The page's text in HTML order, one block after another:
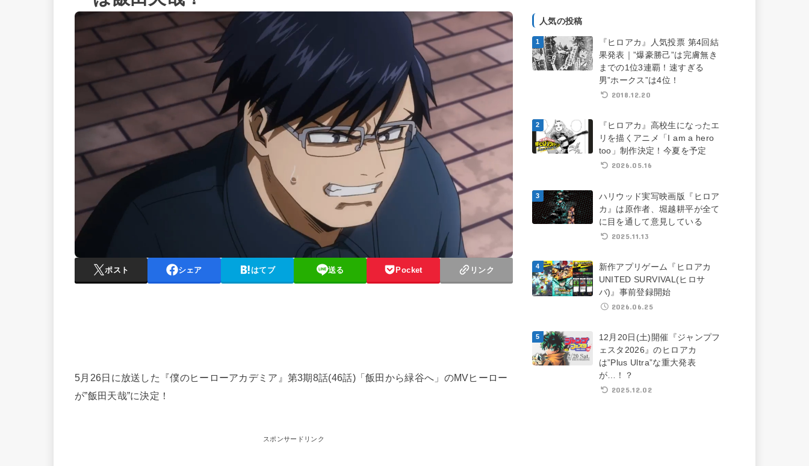
ポスト シェア はてブ 送る Pocket リンク
5月26日に放送した『僕のヒーローアカデミア』第3期8話(46話)「飯田から緑谷へ」のMVヒーロー
が”飯田天哉”に決定！
スポンサードリンク
人気の投稿
『ヒロアカ』人気投票 第4回結
果発表｜”爆豪勝己”は完膚無き
までの1位3連覇！速すぎる
男”ホークス”は4位！
2018.12.20
『ヒロアカ』高校生になったエ
リを描くアニメ「I am a hero
too」制作決定！今夏を予定
2026.05.16
ハリウッド実写映画版『ヒロア
カ』は原作者、堀越耕平が全て
に目を通して意見している
2025.11.13
新作アプリゲーム『ヒロアカ
UNITED SURVIVAL(ヒロサ
バ)』事前登録開始
2026.06.25
12月20日(土)開催『ジャンプフ
ェスタ2026』のヒロアカ
は”Plus Ultra”な重大発表
が…！？
2025.12.02